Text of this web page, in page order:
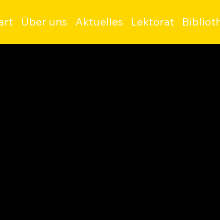
Über uns Aktuelles Lektorat